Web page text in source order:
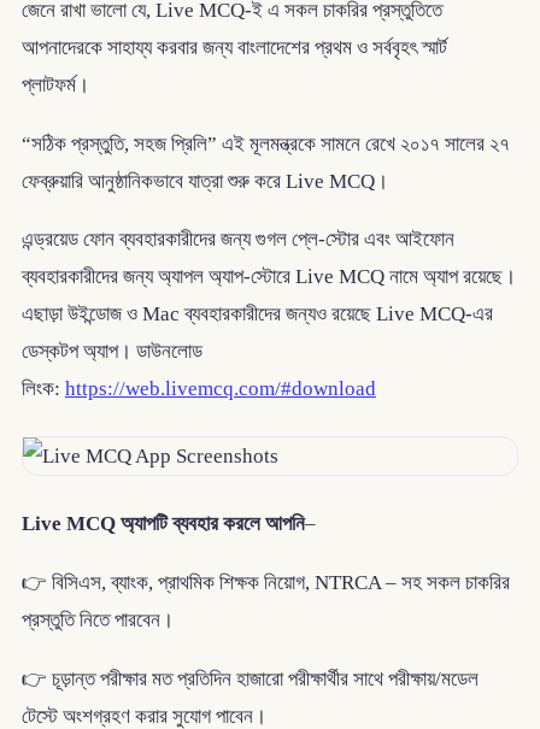
জেনে রাখা ভালো যে, Live MCQ-ই এ সকল চাকরির প্রস্তুতিতে
আপনাদেরকে সাহায্য করবার জন্য বাংলাদেশের প্রথম ও সর্ববৃহৎ স্মার্ট
প্লাটফর্ম।
“সঠিক প্রস্তুতি, সহজ প্রিলি” এই মূলমন্ত্রকে সামনে রেখে ২০১৭ সালের ২৭
ফেব্রুয়ারি আনুষ্ঠানিকভাবে যাত্রা শুরু করে Live MCQ।
এন্ড্রয়েড ফোন ব্যবহারকারীদের জন্য গুগল প্লে-স্টোর এবং আইফোন
ব্যবহারকারীদের জন্য অ্যাপল অ্যাপ-স্টোরে Live MCQ নামে অ্যাপ রয়েছে।
এছাড়া উইন্ডোজ ও Mac ব্যবহারকারীদের জন্যও রয়েছে Live MCQ-এর
ডেস্কটপ অ্যাপ। ডাউনলোড
লিংক: https://web.livemcq.com/#download
Live MCQ অ্যাপটি ব্যবহার করলে আপনি–
👉 বিসিএস, ব্যাংক, প্রাথমিক শিক্ষক নিয়োগ, NTRCA – সহ সকল চাকরির
প্রস্তুতি নিতে পারবেন।
👉 চূড়ান্ত পরীক্ষার মত প্রতিদিন হাজারো পরীক্ষার্থীর সাথে পরীক্ষায়/মডেল
টেস্টে অংশগ্রহণ করার সুযোগ পাবেন।